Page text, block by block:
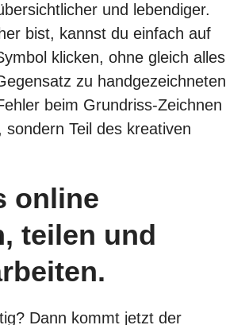
und lebendiger.
bist, kannst du einfach auf
klicken, ohne gleich alles
zu handgezeichneten
beim Grundriss-Zeichnen
Teil des kreativen
online
teilen und
Dann kommt jetzt der